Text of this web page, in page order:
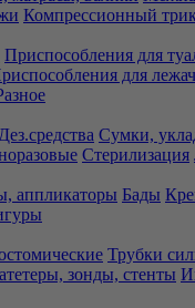
Компрессионный
Приспособления для
для
Дез.средства Сумки,
Стерилизация
аппликаторы Бады
Трубки
зонды, стенты